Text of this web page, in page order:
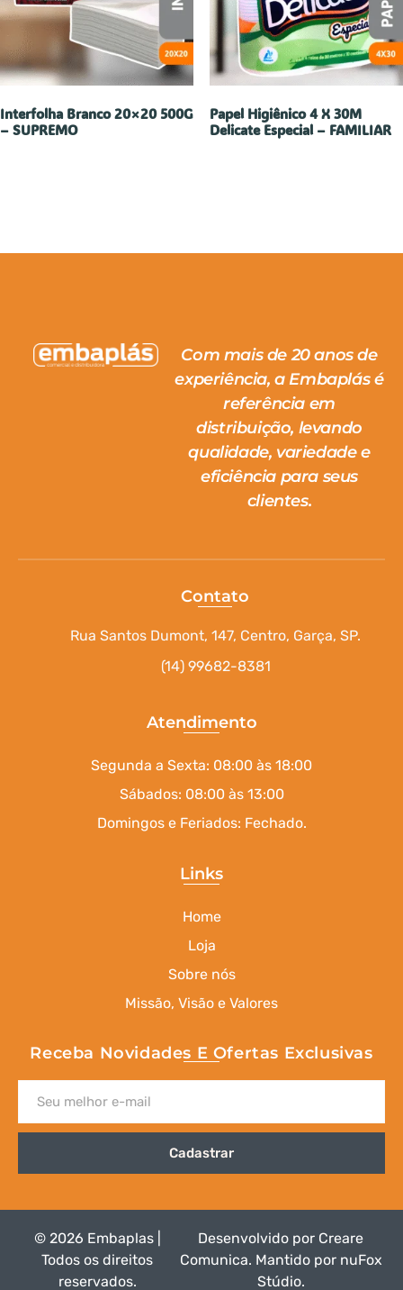
Interfolha Branco 20×20 500G
– SUPREMO
Papel Higiênico 4 X 30M
Delicate Especial – FAMILIAR
Com mais de 20 anos de
experiência, a Embaplás é
referência em
distribuição, levando
qualidade, variedade e
eficiência para seus
clientes.
Contato
Rua Santos Dumont, 147, Centro, Garça, SP.
(14) 99682-8381
Atendimento
Segunda a Sexta: 08:00 às 18:00
Sábados: 08:00 às 13:00
Domingos e Feriados: Fechado.
Links
Home
Loja
Sobre nós
Missão, Visão e Valores
Receba Novidades E Ofertas Exclusivas
Cadastrar
© 2026 Embaplas |
Todos os direitos
reservados.
Desenvolvido por Creare
Comunica. Mantido por nuFox
Stúdio.